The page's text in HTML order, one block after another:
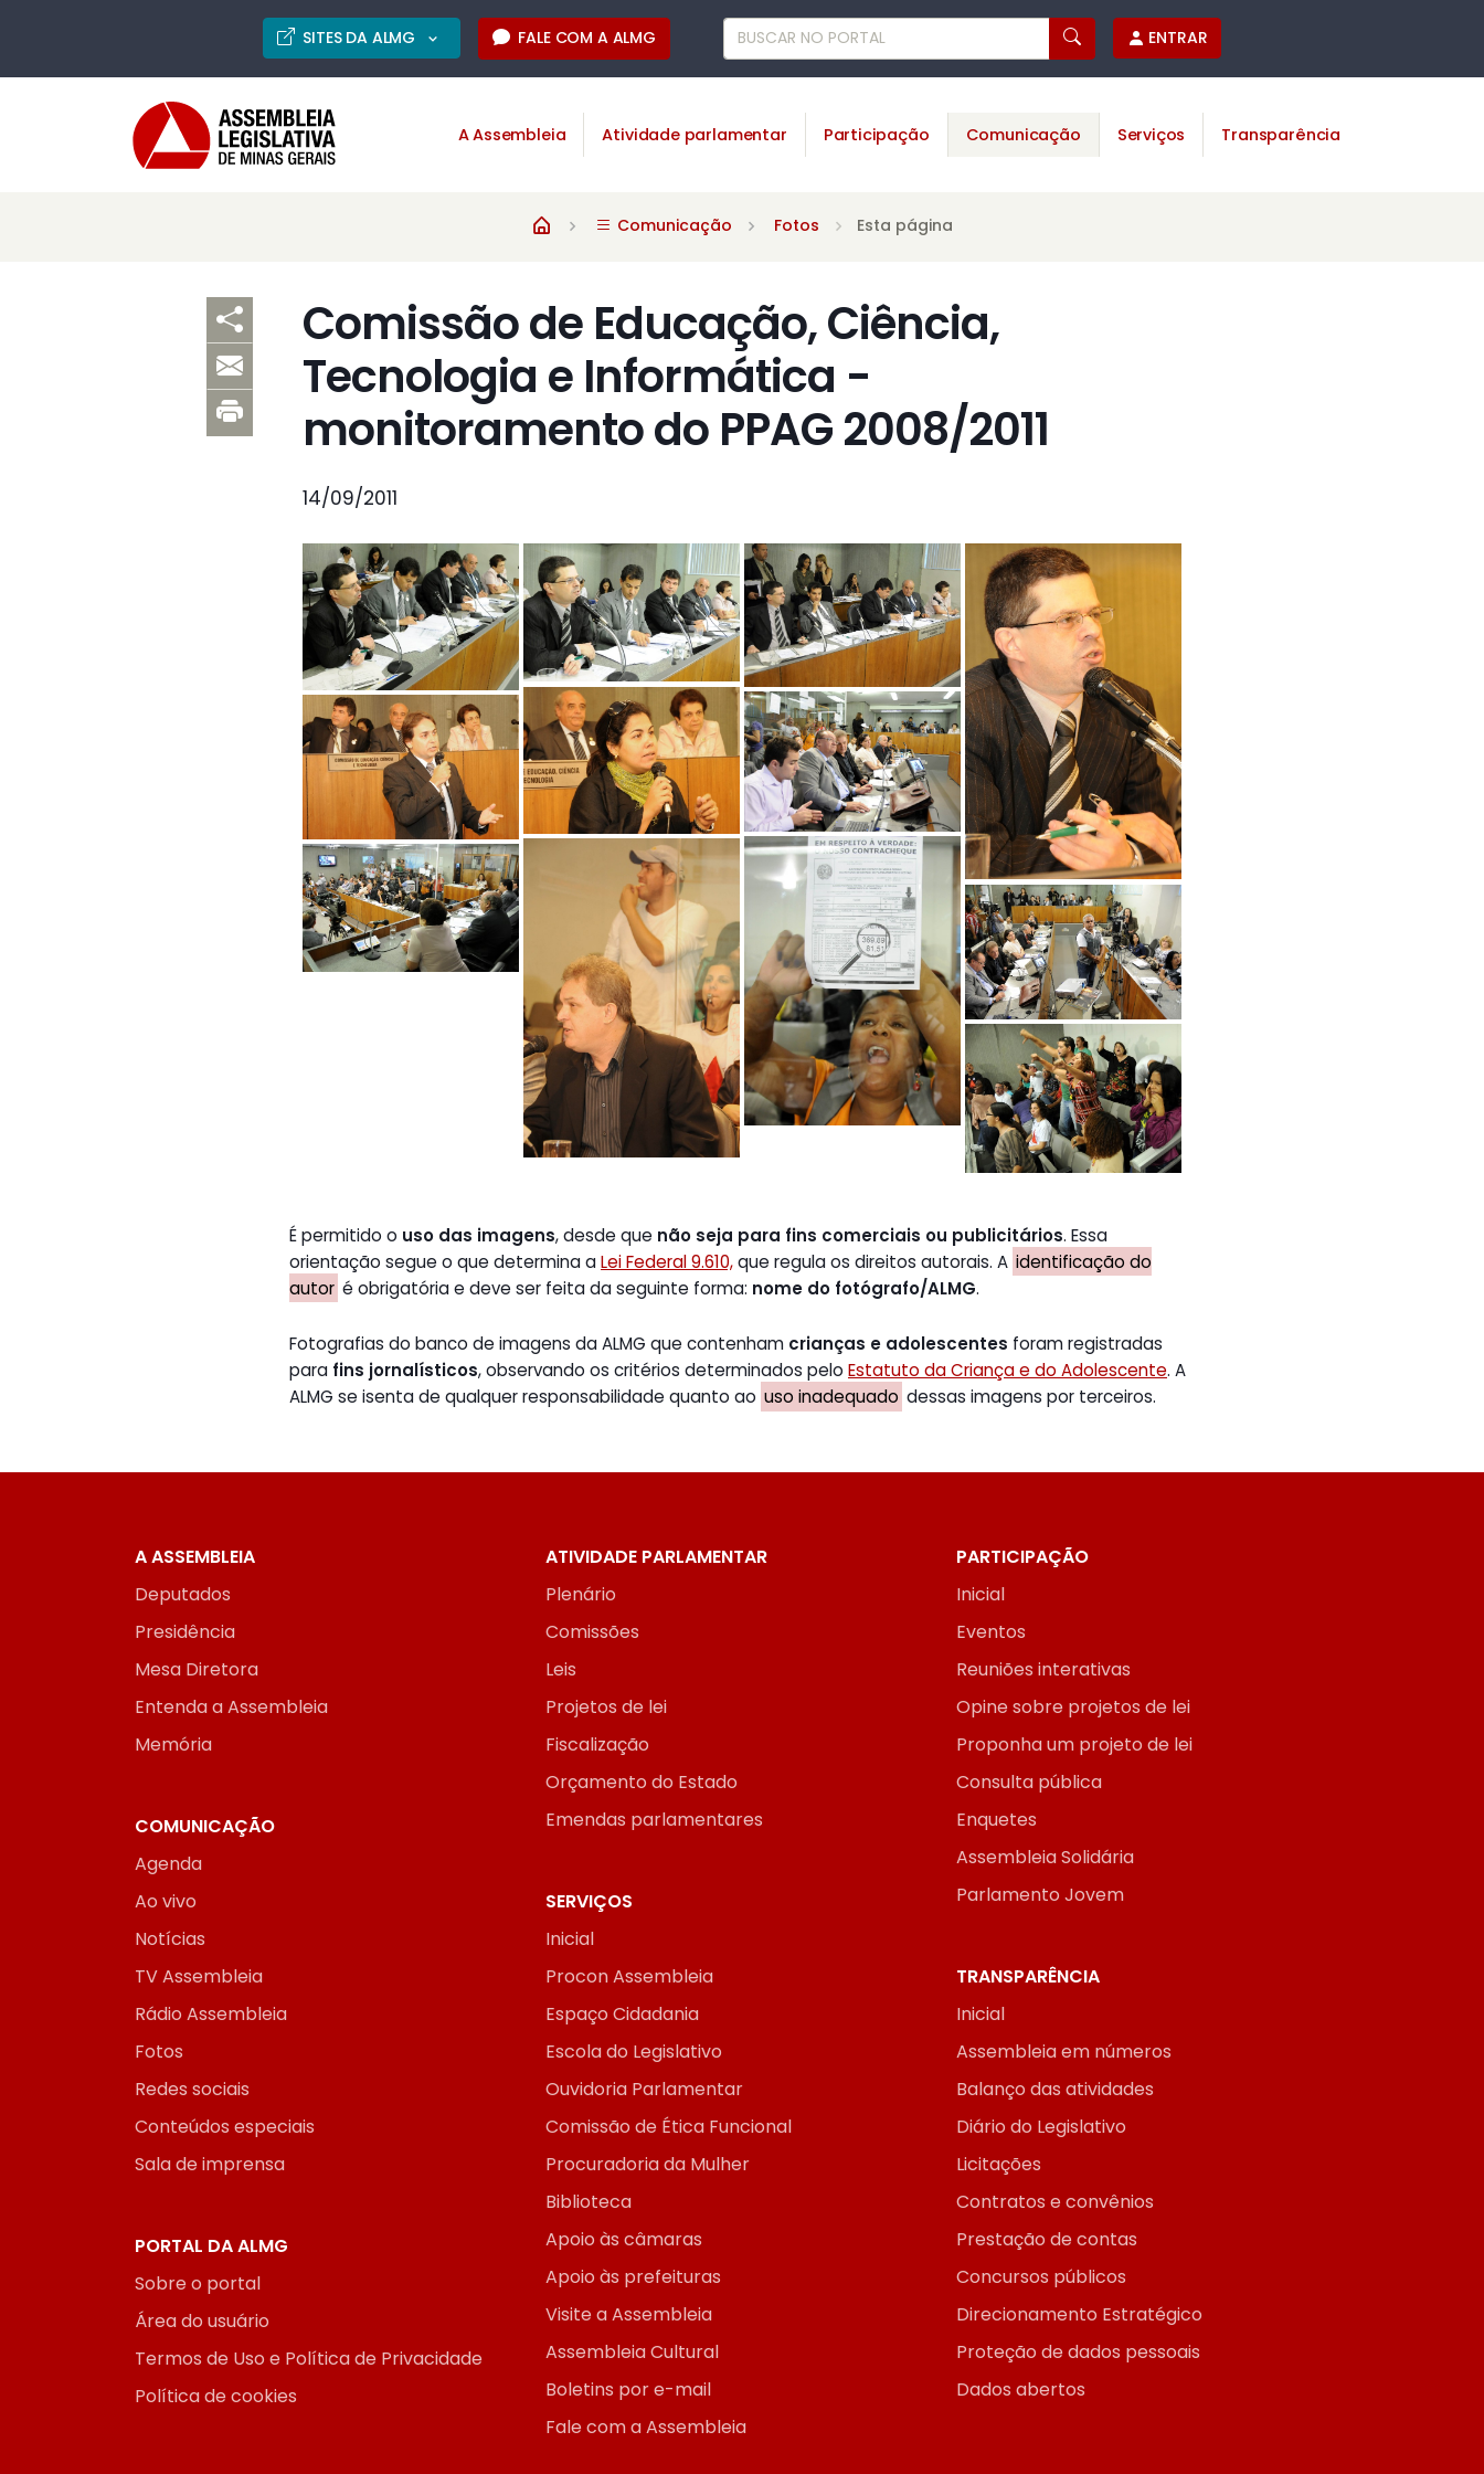
SITES DA ALMG FALE COM A ALMG ENTRAR
A Assembleia Atividade parlamentar Participação Comunicação Serviços Transparência
Comunicação Fotos Esta página
Comissão de Educação, Ciência,
Tecnologia e Informática -
monitoramento do PPAG 2008/2011
14/09/2011
É permitido o uso das imagens, desde que não seja para fins comerciais ou publicitários. Essa
orientação segue o que determina aLei Federal 9.610,que regula os direitos autorais. A identificação do
autor é obrigatória e deve ser feita da seguinte forma: nome do fotógrafo/ALMG.
Fotografias do banco de imagens da ALMG que contenham crianças e adolescentes foram registradas
para fins jornalísticos, observando os critérios determinados pelo Estatuto da Criança e do Adolescente. A
ALMG se isenta de qualquer responsabilidade quanto ao uso inadequado dessas imagens por terceiros.
A ASSEMBLEIA
Deputados
Presidência
Mesa Diretora
Entenda a Assembleia
Memória
ATIVIDADE PARLAMENTAR
Plenário
Comissões
Leis
Projetos de lei
Fiscalização
Orçamento do Estado
Emendas parlamentares
PARTICIPAÇÃO
Inicial
Eventos
Reuniões interativas
Opine sobre projetos de lei
Proponha um projeto de lei
Consulta pública
Enquetes
Assembleia Solidária
Parlamento Jovem
COMUNICAÇÃO
Agenda
Ao vivo
Notícias
TV Assembleia
Rádio Assembleia
Fotos
Redes sociais
Conteúdos especiais
Sala de imprensa
SERVIÇOS
Inicial
Procon Assembleia
Espaço Cidadania
Escola do Legislativo
Ouvidoria Parlamentar
Comissão de Ética Funcional
Procuradoria da Mulher
Biblioteca
Apoio às câmaras
Apoio às prefeituras
Visite a Assembleia
Assembleia Cultural
Boletins por e-mail
Fale com a Assembleia
TRANSPARÊNCIA
Inicial
Assembleia em números
Balanço das atividades
Diário do Legislativo
Licitações
Contratos e convênios
Prestação de contas
Concursos públicos
Direcionamento Estratégico
Proteção de dados pessoais
Dados abertos
PORTAL DA ALMG
Sobre o portal
Área do usuário
Termos de Uso e Política de Privacidade
Política de cookies